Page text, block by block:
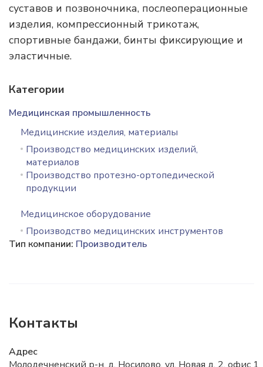
суставов и позвоночника, послеоперационные
изделия, компрессионный трикотаж,
спортивные бандажи, бинты фиксирующие и
эластичные.
Категории
Медицинская промышленность
Медицинские изделия, материалы
Производство медицинских изделий,
материалов
Производство протезно-ортопедической
продукции
Медицинское оборудование
Производство медицинских инструментов
Тип компании: Производитель
Контакты
Адрес